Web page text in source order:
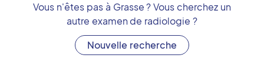
Vous n'êtes pas à Grasse? Vous cherchez un
autre examen de radiologie ?
Nouvelle recherche